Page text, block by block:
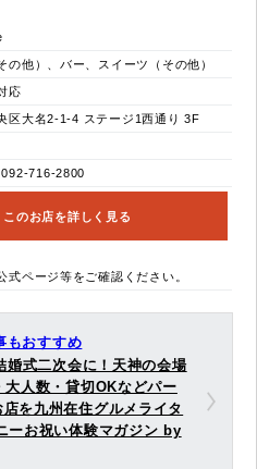
の他）、バー、スイーツ（その他）
応
区大名2-1-4 ステージ1西通り 3F
716-2800
このお店を詳しく見る
式ページ等をご確認ください。
もおすすめ
婚式二次会に！天神の会場
大人数・貸切OKなどパー
を九州在住グルメライタ
ーお祝い体験マガジン by